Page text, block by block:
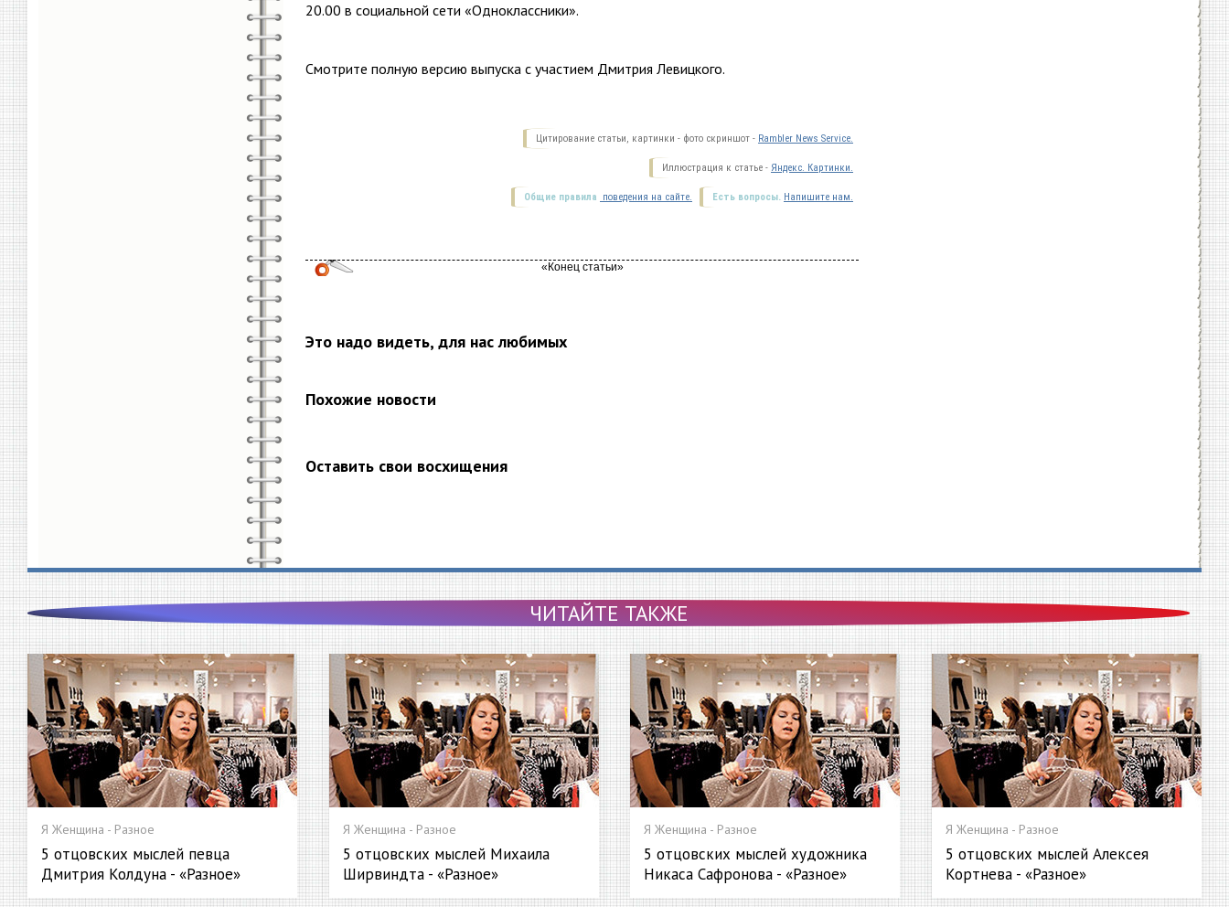
20.00 в социальной сети «Одноклассники».
Смотрите полную версию выпуска с участием Дмитрия Левицкого.
Цитирование статьи, картинки - фото скриншот - Rambler News Service.
Иллюстрация к статье - Яндекс. Картинки.
Есть вопросы. Напишите нам.
Общие правила поведения на сайте.
Это надо видеть, для нас любимых
Похожие новости
Оставить свои восхищения
ЧИТАЙТЕ ТАКЖЕ
Я Женщина - Разное
5 отцовских мыслей певца
Дмитрия Колдуна - «Разное»
Я Женщина - Разное
5 отцовских мыслей Михаила
Ширвиндта - «Разное»
Я Женщина - Разное
5 отцовских мыслей художника
Никаса Сафронова - «Разное»
Я Женщина - Разное
5 отцовских мыслей Алексея
Кортнева - «Разное»